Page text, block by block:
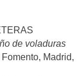
de voladuras
Madrid,